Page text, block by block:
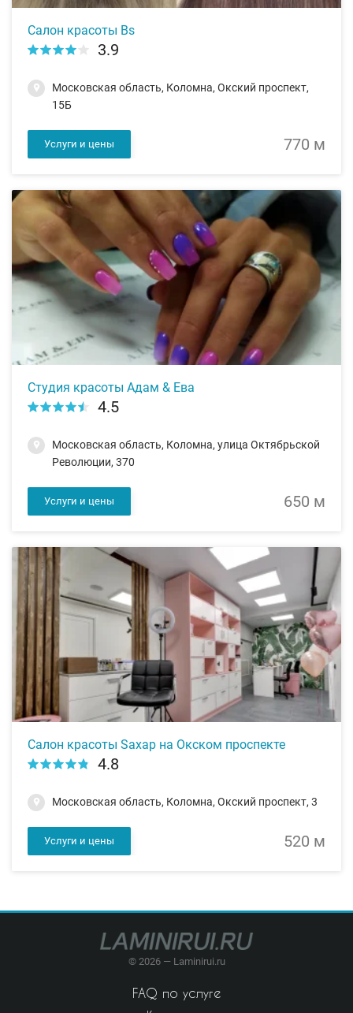
Салон красоты Bs
3.9
Московская область, Коломна, Окский проспект,
15Б
Услуги и цены 770 м
Студия красоты Адам & Ева
4.5
Московская область, Коломна, улица Октябрьской
Революции, 370
Услуги и цены 650 м
Салон красоты Saxap на Окском проспекте
4.8
Московская область, Коломна, Окский проспект, 3
Услуги и цены 520 м
© 2026 — Laminirui.ru
FAQ по услуге